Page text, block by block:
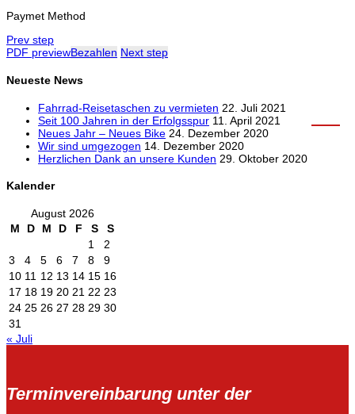
Paymet Method
Prev step
PDF previewBezahlen Next step
Neueste News
Fahrrad-Reisetaschen zu vermieten 22. Juli 2021
Seit 100 Jahren in der Erfolgsspur 11. April 2021
Neues Jahr – Neues Bike 24. Dezember 2020
Wir sind umgezogen 14. Dezember 2020
Herzlichen Dank an unsere Kunden 29. Oktober 2020
Kalender
August 2026
M
D M D F S
S
1
2
3
4 5 6 7 8
9
10 11 12 13 14 15 16
17 18 19 20 21 22 23
24 25 26 27 28 29 30
31
« Juli
Terminvereinbarung unter der